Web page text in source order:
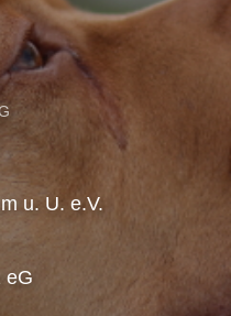
u. U. e.V.
eG